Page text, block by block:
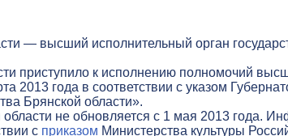
— высший исполнительный орган
приступило к исполнению полномочий
2013 года в соответствии с указом
Брянской области».
не обновляется с 1 мая 2013 года.
с приказом Министерства культуры